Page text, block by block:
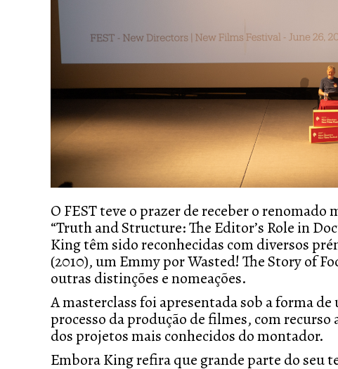
O FEST teve o prazer de receber o
“Truth and Structure: The Editor’s Role in
King têm sido reconhecidas com diversos
(2010), um Emmy porWasted! The Story of
outras distinções e nomeações.
A masterclass foi apresentada sob a forma
processo da produção de filmes, com
dos projetos mais conhecidos do montador.
Embora King refira que grande parte do seu